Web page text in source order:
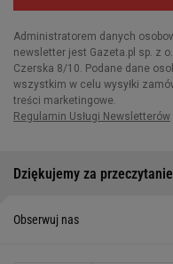
Dziękujemy za przeczytanie
Obserwuj nas